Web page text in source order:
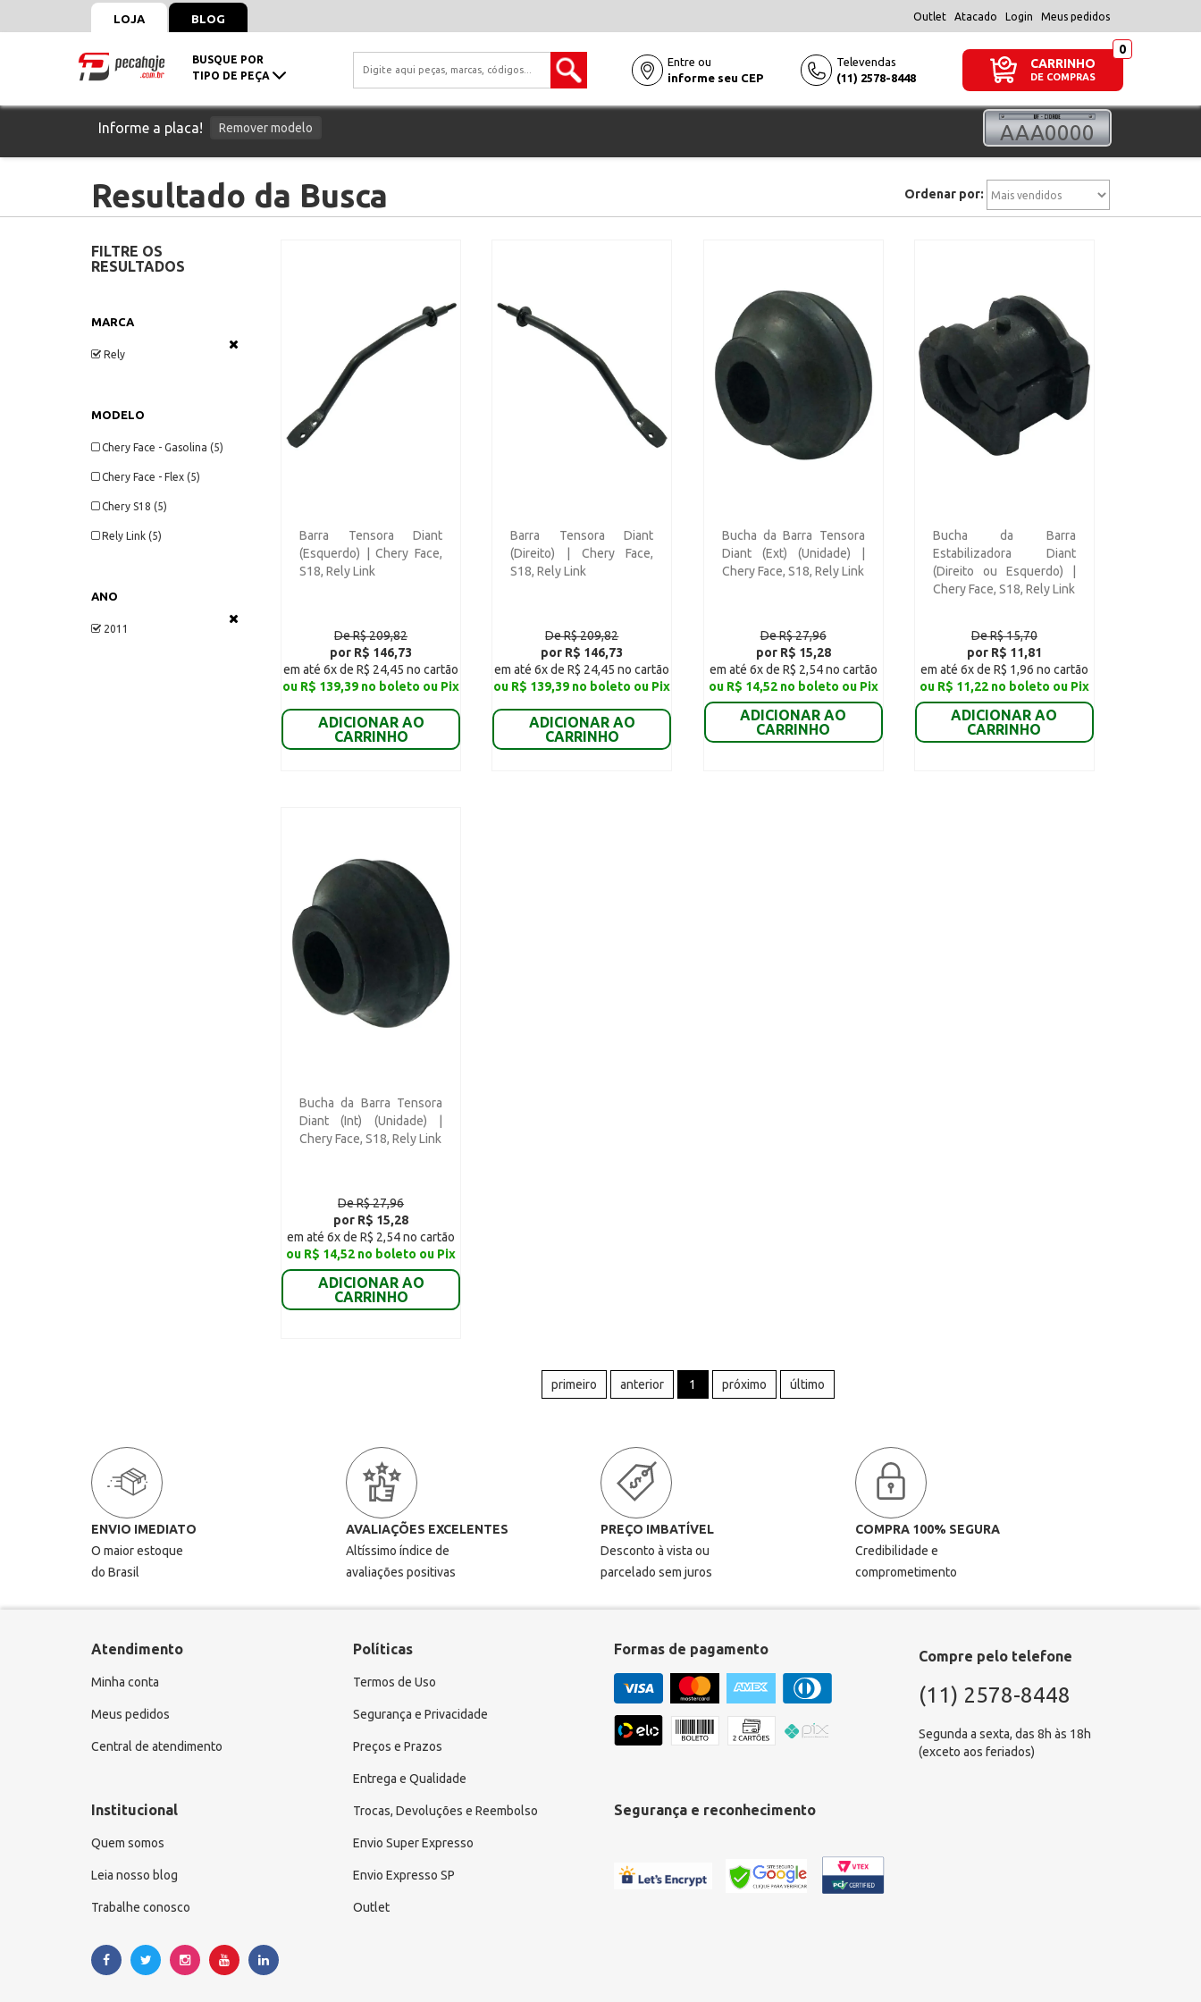
LOJA BLOG Outlet Atacado Login Meus pedidos
BUSQUE POR
TIPO DE PEÇA
Entre ou
informe seu CEP
Televendas
(11) 2578-8448
CARRINHO
DE COMPRAS
Informe a placa! Remover modelo
Resultado da Busca Ordenar por:
FILTRE OS
RESULTADOS
MARCA
Rely
MODELO
Chery Face - Gasolina (5)
Chery Face - Flex (5)
Chery S18 (5)
Rely Link (5)
ANO
2011
Barra Tensora Diant
(Esquerdo) | Chery Face,
S18, Rely Link
De R$ 209,82
por R$ 146,73
em até 6x de R$ 24,45 no cartão
ou R$ 139,39 no boleto ou Pix
ADICIONAR AO
CARRINHO
Barra Tensora Diant
(Direito) | Chery Face,
S18, Rely Link
De R$ 209,82
por R$ 146,73
em até 6x de R$ 24,45 no cartão
ou R$ 139,39 no boleto ou Pix
ADICIONAR AO
CARRINHO
Bucha da Barra Tensora
Diant (Ext) (Unidade) |
Chery Face, S18, Rely Link
De R$ 27,96
por R$ 15,28
em até 6x de R$ 2,54 no cartão
ou R$ 14,52 no boleto ou Pix
ADICIONAR AO
CARRINHO
Bucha da Barra
Estabilizadora Diant
(Direito ou Esquerdo) |
Chery Face, S18, Rely Link
De R$ 15,70
por R$ 11,81
em até 6x de R$ 1,96 no cartão
ou R$ 11,22 no boleto ou Pix
ADICIONAR AO
CARRINHO
Bucha da Barra Tensora
Diant (Int) (Unidade) |
Chery Face, S18, Rely Link
De R$ 27,96
por R$ 15,28
em até 6x de R$ 2,54 no cartão
ou R$ 14,52 no boleto ou Pix
ADICIONAR AO
CARRINHO
primeiro anterior 1 próximo último
ENVIO IMEDIATO
O maior estoque
do Brasil
AVALIAÇÕES EXCELENTES
Altíssimo índice de
avaliações positivas
PREÇO IMBATÍVEL
Desconto à vista ou
parcelado sem juros
COMPRA 100% SEGURA
Credibilidade e
comprometimento
Atendimento
Minha conta
Meus pedidos
Central de atendimento
Institucional
Quem somos
Leia nosso blog
Trabalhe conosco
Políticas
Termos de Uso
Segurança e Privacidade
Preços e Prazos
Entrega e Qualidade
Trocas, Devoluções e Reembolso
Envio Super Expresso
Envio Expresso SP
Outlet
Formas de pagamento Compre pelo telefone
(11) 2578-8448
Segunda a sexta, das 8h às 18h
(exceto aos feriados)
Segurança e reconhecimento